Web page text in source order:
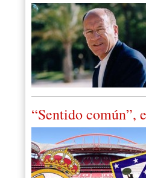
“Sentido común”,